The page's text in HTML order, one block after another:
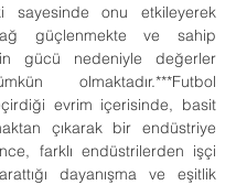
sayesinde onu etkileyerek
güçlenmekte ve sahip
gücü nedeniyle değerler
olmaktadır.***Futbol
evrim içerisinde, basit
çıkarak bir endüstriye
farklı endüstrilerden işçi
dayanışma ve eşitlik